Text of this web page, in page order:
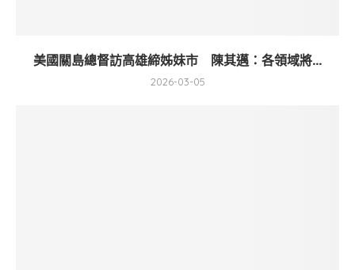
美國關島總督訪高雄締姊妹市 陳其邁：各領域將...
2026-03-05